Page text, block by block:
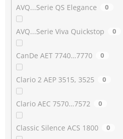
AVQ...Serie QS Elegance 0
AVQ...Serie Viva Quickstop 0
CanDe AET 7740…7770 0
Clario 2 AEP 3515, 3525 0
Clario AEC 7570…7572 0
Classic Silence ACS 1800 0